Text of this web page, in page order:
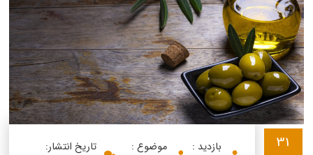
کشک
خامه
سینما دوماس
رادیو دوماس
دانستنی های سلامت
گالری تصاویر
English
Russian
بازدید :
موضوع :
تاریخ انتشار:
31